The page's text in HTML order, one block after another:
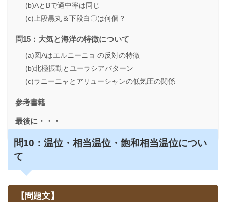
(b)AとBで適中率は同じ
(c)上段黒丸＆下段白〇は何個？
問15：大気と海洋の特徴について
(a)図Aはエルニーニョ の反対の特徴
(b)北極振動とユーラシアパターン
(c)ラニーニャとアリューシャンの低気圧の関係
参考書籍
最後に・・・
問10：温位・相当温位・飽和相当温位につい
て
【問題文】